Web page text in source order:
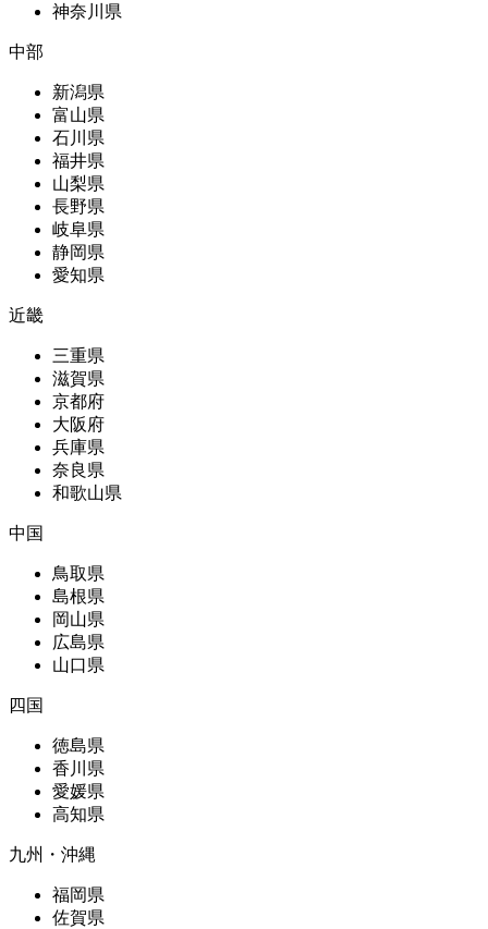
神奈川県
中部
新潟県
富山県
石川県
福井県
山梨県
長野県
岐阜県
静岡県
愛知県
近畿
三重県
滋賀県
京都府
大阪府
兵庫県
奈良県
和歌山県
中国
鳥取県
島根県
岡山県
広島県
山口県
四国
徳島県
香川県
愛媛県
高知県
九州・沖縄
福岡県
佐賀県